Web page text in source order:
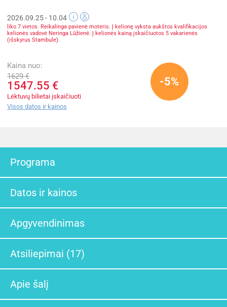
2026.09.25 - 10.04
liko 7 vietos. Reikalinga pavienė moteris. Į kelionę vyksta aukštos kvalifikacijos
kelionės vadovė Neringa Lūžienė. Į kelionės kainą įskaičiuotos 5 vakarienės
(išskyrus Stambule).
Kaina nuo:
1629 €
1547.55 €
Lėktuvų bilietai įskaičiuoti
-5%
Visos datos ir kainos
Programa
Datos ir kainos
Apgyvendinimas
Atsiliepimai (17)
Apie šalį